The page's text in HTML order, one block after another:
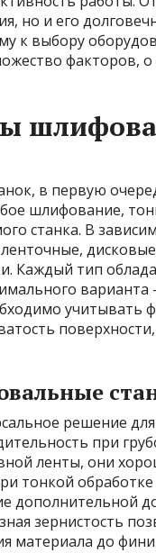
но и его
к выбору
факторов,
в первую
шлифование,
станка. В
Каждый тип
решение
при
ленты, они
тонкой
дополнительной
зернистость
материала до